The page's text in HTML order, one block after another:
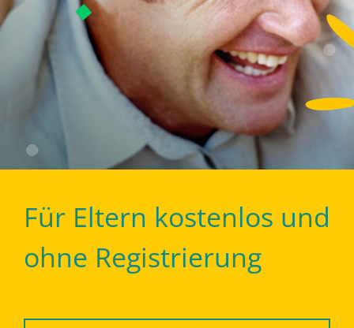
Für Eltern kostenlos und
ohne Registrierung